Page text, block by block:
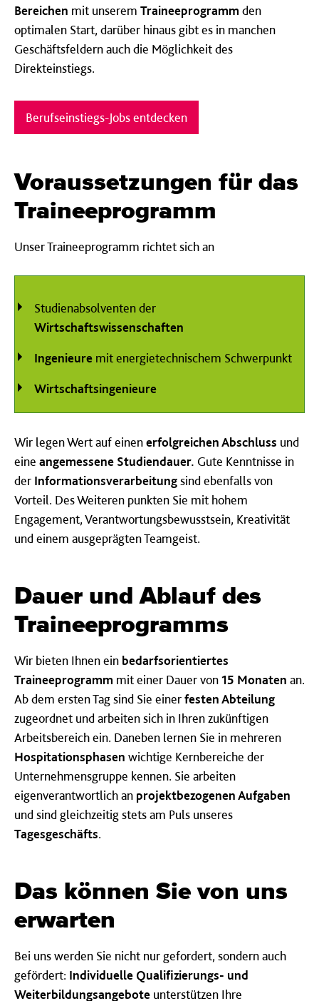
Bereichen mit unserem Traineeprogramm den
optimalen Start, darüber hinaus gibt es in manchen
Geschäftsfeldern auch die Möglichkeit des
Direkteinstiegs.
Berufseinstiegs-Jobs entdecken
Voraus­setzungen für das
Trainee­programm
Unser Traineeprogramm richtet sich an
Studienabsolventen der
Wirtschaftswissenschaften
Ingenieure mit energietechnischem Schwerpunkt
Wirtschaftsingenieure
Wir legen Wert auf einenerfolgreichen Abschluss und
eine angemessene Studiendauer. Gute Kenntnisse in
der Informationsverarbeitungsind ebenfalls von
Vorteil. Des Weiteren punkten Sie mit hohem
Engagement, Verantwortungsbewusstsein, Kreativität
und einem ausgeprägten Teamgeist.
Dauer und Ablauf des
Trainee­programms
Wir bieten Ihnen ein bedarfsorientiertes
Traineeprogramm mit einer Dauer von15 Monaten an.
Ab dem ersten Tag sind Sie einerfesten Abteilung
zugeordnet und arbeiten sich in Ihren zukünftigen
Arbeitsbereich ein. Daneben lernen Sie in mehreren
Hospitationsphasen wichtige Kernbereiche der
Unternehmensgruppe kennen. Sie arbeiten
eigenverantwortlich an projektbezogenen Aufgaben
und sind gleichzeitig stets am Puls unseres
Tagesgeschäfts.
Das können Sie von uns
erwarten
Bei uns werden Sie nicht nur gefordert, sondern auch
gefördert: Individuelle Qualifizierungs- und
Weiterbildungsangebote unterstützen Ihre